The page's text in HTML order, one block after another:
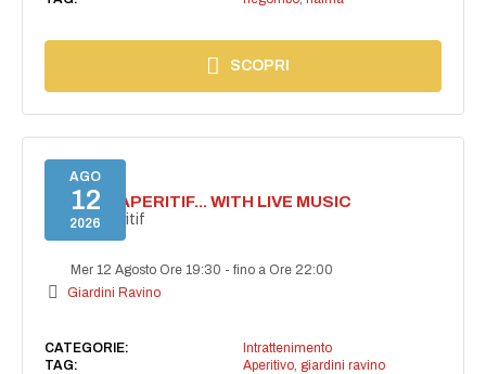
SCOPRI
AGO
12
2026
SECRET APERITIF... WITH LIVE MUSIC
Secret aperitif
Mer 12 Agosto Ore 19:30 -fino a Ore 22:00
Giardini Ravino
CATEGORIE:
Intrattenimento
TAG:
Aperitivo, giardini ravino